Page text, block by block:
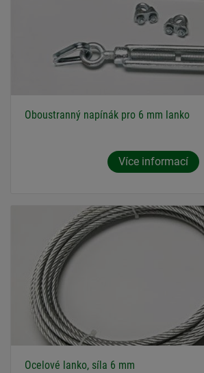
Oboustranný napínák pro 6 mm lanko
Více informací
Ocelové lanko, síla 6 mm